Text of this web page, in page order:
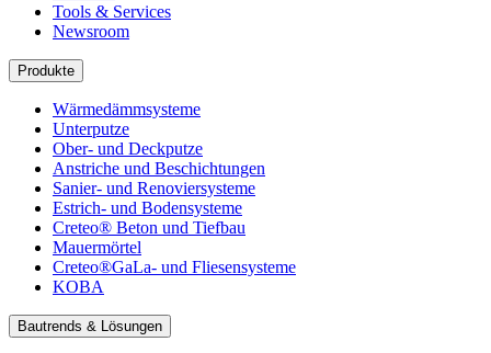
Tools & Services
Newsroom
Produkte
Wärmedämmsysteme
Unterputze
Ober- und Deckputze
Anstriche und Beschichtungen
Sanier- und Renoviersysteme
Estrich- und Bodensysteme
Creteo® Beton und Tiefbau
Mauermörtel
Creteo®GaLa- und Fliesensysteme
KOBA
Bautrends & Lösungen